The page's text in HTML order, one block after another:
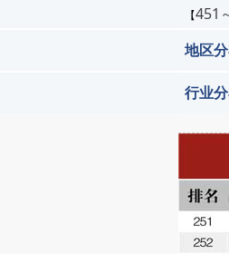
【451
地区分
行业分